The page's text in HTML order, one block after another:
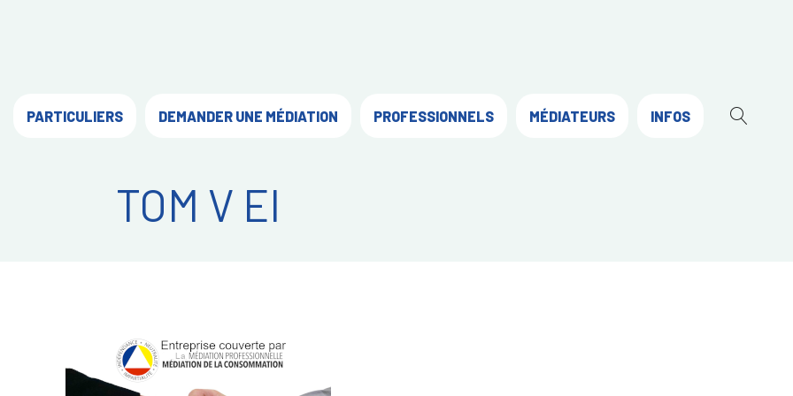
PARTICULIERS DEMANDER UNE MÉDIATION PROFESSIONNELS MÉDIATEURS INFOS
TOM V EI